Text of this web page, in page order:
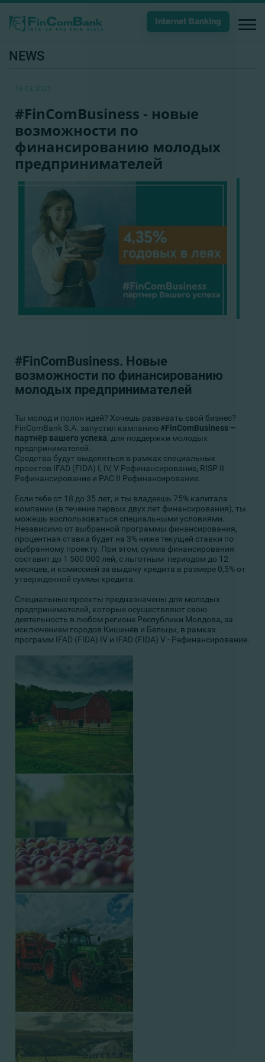
Internet Banking
NEWS
16.03.2021
#FinComBusiness - новые
возможности по
финансированию молодых
предпринимателей
#FinComBusiness. Новые
возможности по финансированию
молодых предпринимателей
Ты молод и полон идей? Хочешь развивать свой бизнес?
FinComBank S.A. запустил кампанию#FinComBusiness –
партнёр вашего успеха , для поддержки молодых
предпринимателей.
Средства будут выделяться в рамках специальных
проектов IFAD (FIDA) I, IV, V Рефинансирование, RISP II
Рефинансирование и PAC II Рефинансирование.
Если тебе от 18 до 35 лет, и ты владеешь 75% капитала
компании (в течение первых двух лет финансирования), ты
можешь воспользоваться специальными условиями.
Независимо от выбранной программы финансирования,
процентная ставка будет на 3% ниже текущей ставки по
выбранному проекту. При этом, сумма финансирования
составит до 1 500 000 лей, с льготным периодом до 12
месяцев, и комиссией за выдачу кредита в размере 0,5% от
утвержденной суммы кредита.
Специальные проекты предназначены для молодых
предпринимателей, которые осуществляют свою
деятельность в любом регионе Республики Молдова, за
исключением городов Кишинёв и Бельцы, в рамках
программ IFAD (FIDA) IV и IFAD (FIDA) V - Рефинансирование.